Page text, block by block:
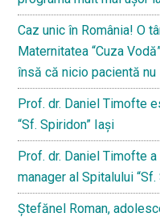
Caz unic în România! O
Maternitatea “Cuza
însă că nicio pacientă
Prof. dr. Daniel Timofte
“Sf. Spiridon” Iaşi
Prof. dr. Daniel Timofte
manager al Spitalului
Ştefănel Roman,